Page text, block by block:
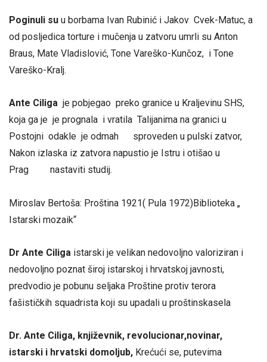
Poginuli su u borbama Ivan Rubinić i Jakov Cvek-Matuc, a
od posljedica torture i mučenja u zatvoru umrli su Anton
Braus, Mate Vladislović, Tone Vareško-Kunčoz, i Tone
Vareško-Kralj.
Ante Ciliga je pobjegao preko granice u Kraljevinu SHS,
koja ga je je prognala i vratila Talijanima na granici u
Postojni odakle je odmah sproveden u pulski zatvor,
Nakon izlaska iz zatvora napustio je Istru i otišao u
Prag nastaviti studij.
Miroslav Bertoša: Proština 1921( Pula 1972)Biblioteka „
Istarski mozaik“
Dr Ante Ciliga istarski je velikan nedovoljno valoriziran i
nedovoljno poznat široj istarskoj i hrvatskoj javnosti,
predvodio je pobunu seljaka Proštine protiv terora
fašističkih squadrista koji su upadali u proštinskasela
Dr. Ante Ciliga, književnik, revolucionar,novinar,
istarski i hrvatski domoljub, Krećući se, putevima